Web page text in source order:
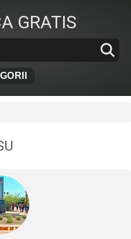
GRATIS